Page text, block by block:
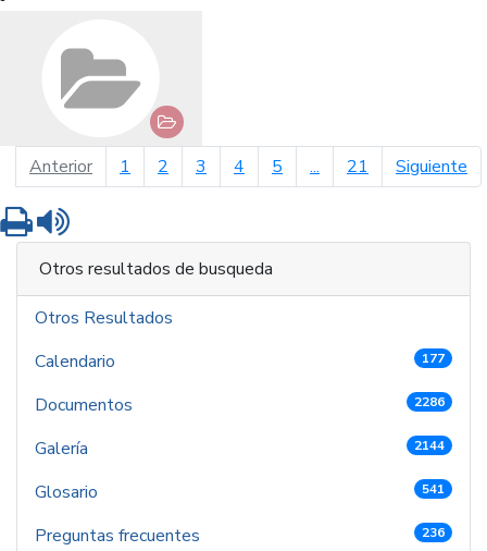
Anteriorpágina anterior
1 2 3 4 5 ... 21 Siguiente
Imprimir
Otros resultados de busqueda
Otros Resultados
Calendario
177
Documentos 2286
Galería 2144
Glosario 541
Preguntas frecuentes 236